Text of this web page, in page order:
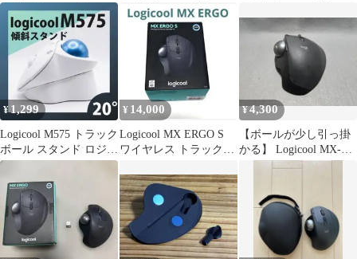
体のみ
ジクール
¥1,299
Logicool M575 トラック
ボール スタンド ロジク
ール
¥ 14,000
Logicool MX ERGO S
ワイヤレス トラックボ
¥4,300
【ボールが少し引っ掛
かる】 Logicool MX-
ERGO（旧品）